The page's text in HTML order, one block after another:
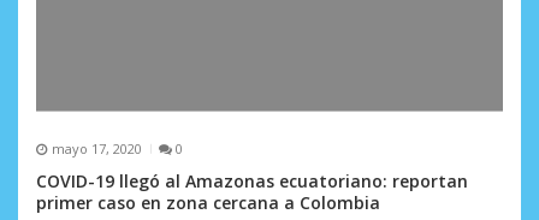
mayo 17, 2020 0
COVID-19 llegó al Amazonas ecuatoriano: reportan
primer caso en zona cercana a Colombia